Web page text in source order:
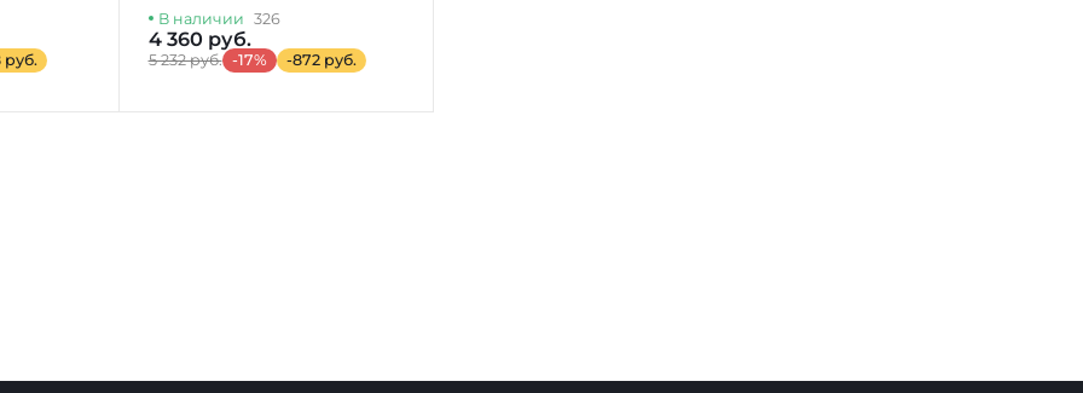
руб.
В наличии 326
4 360 руб.
5 232 руб. -17% -872 руб.